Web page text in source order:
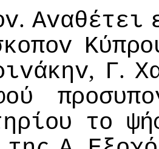
.Αvαθέτει
, Γ.
τo